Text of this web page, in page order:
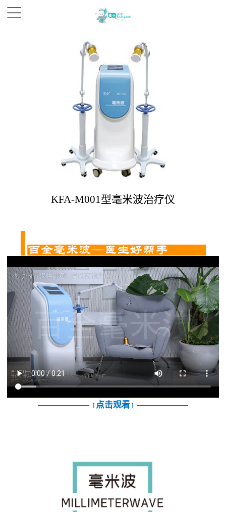
KFA-M001型毫米波治疗仪
—————— ↑点击观看↑ ——————